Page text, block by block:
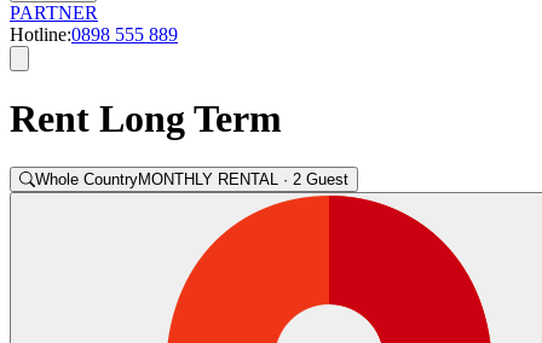
PARTNER
Hotline:0898 555 889
Rent Long Term
Whole CountryMONTHLY RENTAL · 2 Guest